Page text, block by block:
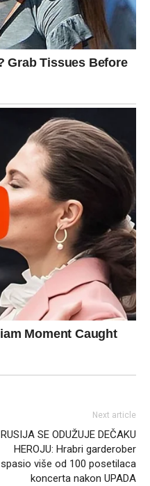
Next article
RUSIJA SE ODUŽUJE DEČAKU
HEROJU: Hrabri garderober
spasio više od 100 posetilaca
koncerta nakon UPADA